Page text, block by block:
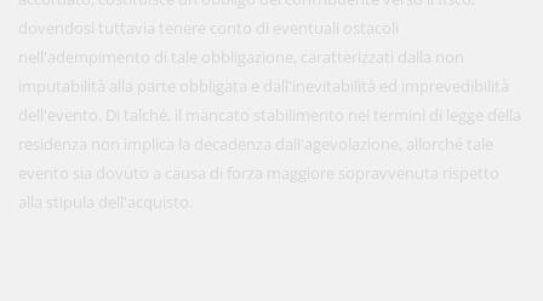
dovendosi tuttavia tenere conto di eventuali ostacoli
nell'adempimento di tale obbligazione, caratterizzati dalla non
imputabilità alla parte obbligata e dall'inevitabilità ed imprevedibilità
dell'evento. Di talché, il mancato stabilimento nei termini di legge della
residenza non implica la decadenza dall'agevolazione, allorché tale
evento sia dovuto a causa di forza maggiore sopravvenuta rispetto
alla stipula dell'acquisto.